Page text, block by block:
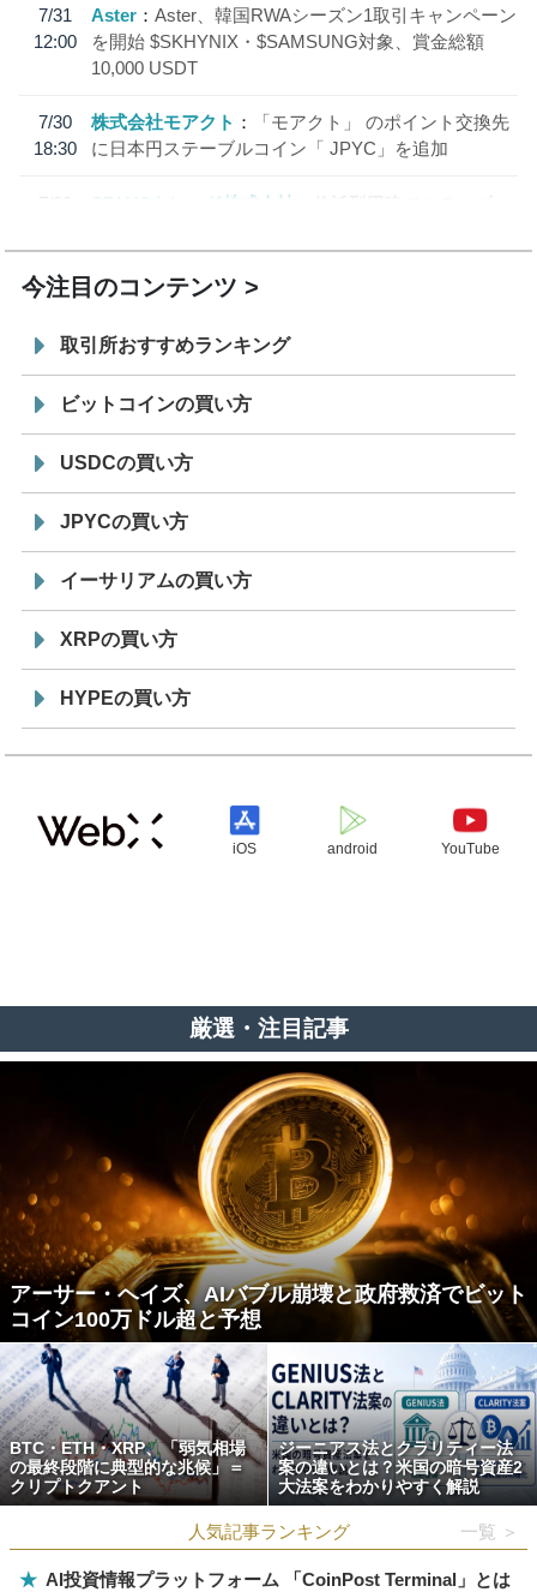
7/31
12:00
Aster
Aster、韓国RWAシーズン1取引キャンペーン
を開始 $SKHYNIX・$SAMSUNG対象、賞金総額
10,000 USDT
7/30
18:30
株式会社モアクト
「モアクト」 のポイント交換先
に日本円ステーブルコイン「 JPYC」を追加
7/29
SBI VCトレード株式会社
信託型円建てステーブル
今注目のコンテンツ
取引所おすすめランキング
ビットコインの買い方
USDCの買い方
JPYCの買い方
イーサリアムの買い方
XRPの買い方
HYPEの買い方
iOS android YouTube
厳選・注目記事
アーサー・ヘイズ、AIバブル崩壊と政府救済でビット
コイン100万ドル超と予想
BTC・ETH・XRP、「弱気相場
の最終段階に典型的な兆候」＝
クリプトクアント
ジーニアス法とクラリティー法
案の違いとは？米国の暗号資産2
大法案をわかりやすく解説
人気記事ランキング 一覧 ＞
★ AI投資情報プラットフォーム 「CoinPost Terminal」とは